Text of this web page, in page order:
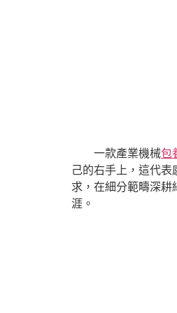
一款產業機械包
己的右手上，這代
求，在細分範疇深耕
涯。